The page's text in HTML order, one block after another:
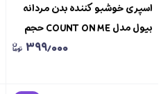
اسپری خوشبو کننده بدن مردانه
بیول مدل COUNT ON ME حجم
150 میلی لیترBODY SPRAY BIOL
۳۹۹٫۰۰۰